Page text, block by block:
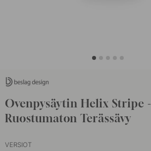
Ovenpysäytin Helix Stripe -
Ruostumaton Terässävy
VERSIOT